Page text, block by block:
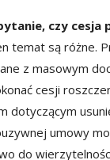
czy
temat są różne.
z masowym
cesji
dotyczącym
umowy
do